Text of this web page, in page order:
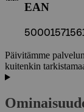
EAN
Päivitämme
kuitenkin